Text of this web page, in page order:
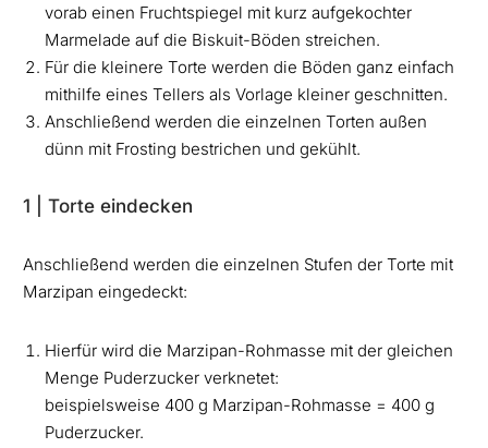
vorab einen Fruchtspiegel mit kurz aufgekochter
Marmelade auf die Biskuit-Böden streichen.
Für die kleinere Torte werden die Böden ganz einfach
mithilfe eines Tellers als Vorlage kleiner geschnitten.
Anschließend werden die einzelnen Torten außen
dünn mit Frosting bestrichen und gekühlt.
1 | Torte eindecken
Anschließend werden die einzelnen Stufen der Torte mit
Marzipan eingedeckt:
Hierfür wird die Marzipan-Rohmasse mit der gleichen
Menge Puderzucker verknetet:
beispielsweise 400 g Marzipan-Rohmasse = 400 g
Puderzucker.